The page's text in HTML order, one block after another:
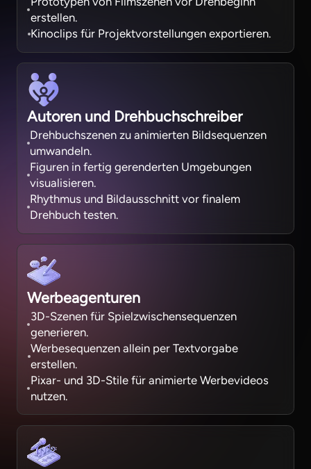
erstellen.
Kinoclips für Projektvorstellungen exportieren.
Autoren und Drehbuchschreiber
Drehbuchszenen zu animierten Bildsequenzen
umwandeln.
Figuren in fertig gerenderten Umgebungen
visualisieren.
Rhythmus und Bildausschnitt vor finalem
Drehbuch testen.
Werbeagenturen
3D-Szenen für Spielzwischensequenzen
generieren.
Werbesequenzen allein per Textvorgabe
erstellen.
Pixar- und 3D-Stile für animierte Werbevideos
nutzen.